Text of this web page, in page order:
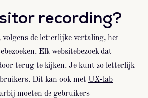
recording?
de letterlijke vertaling, het
Elk websitebezoek dat
terug te kijken. Je kunt zo letterlijk
Dit kan ook met UX-lab
moeten de gebruikers